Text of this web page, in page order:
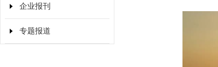
企业报刊
专题报道